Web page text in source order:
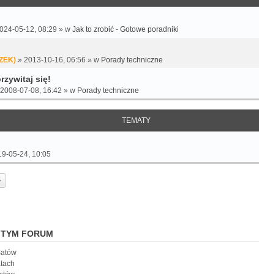
05-12, 08:29 » w Jak to zrobić - Gotowe poradniki
» 2013-10-16, 06:56 » w Porady techniczne
się!
07-08, 16:42 » w Porady techniczne
TEMATY
05-24, 10:05
FORUM